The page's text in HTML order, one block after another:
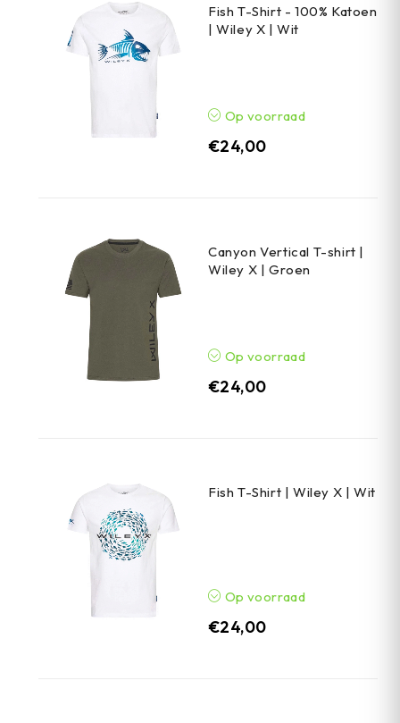
Fish T-Shirt - 100% Katoen
| Wiley X | Wit
Op voorraad
€24,00
Canyon Vertical T-shirt |
Wiley X | Groen
Op voorraad
€24,00
Fish T-Shirt | Wiley X | Wit
Op voorraad
€24,00